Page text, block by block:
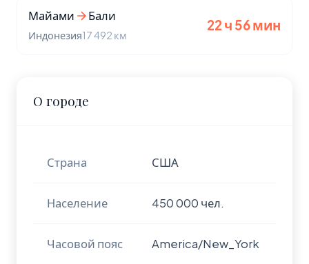
Майами Бали
Индонезия17 492 км
22 ч 56 мин
О городе
Страна США
Население 450 000 чел.
Часовой пояс America/New_York